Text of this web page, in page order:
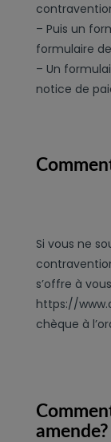
– Puis un
formulaire
– Un
notice de
Si vous ne
s’offre à
https://
chèque à
amende?